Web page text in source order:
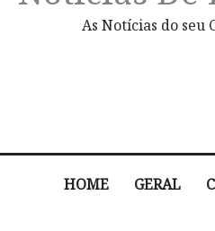
As Notícias do seu
HOME GERAL